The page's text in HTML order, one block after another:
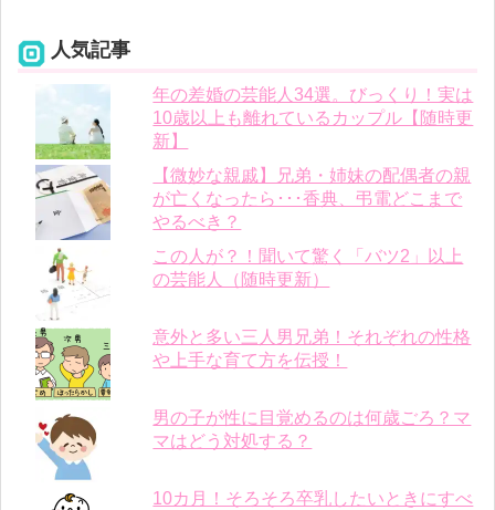
人気記事
年の差婚の芸能人34選。びっくり！実は
10歳以上も離れているカップル【随時更
新】
【微妙な親戚】兄弟・姉妹の配偶者の親
が亡くなったら･･･香典、弔電どこまで
やるべき？
この人が？！聞いて驚く「バツ2」以上
の芸能人（随時更新）
意外と多い三人男兄弟！それぞれの性格
や上手な育て方を伝授！
男の子が性に目覚めるのは何歳ごろ？マ
マはどう対処する？
10カ月！そろそろ卒乳したいときにすべ